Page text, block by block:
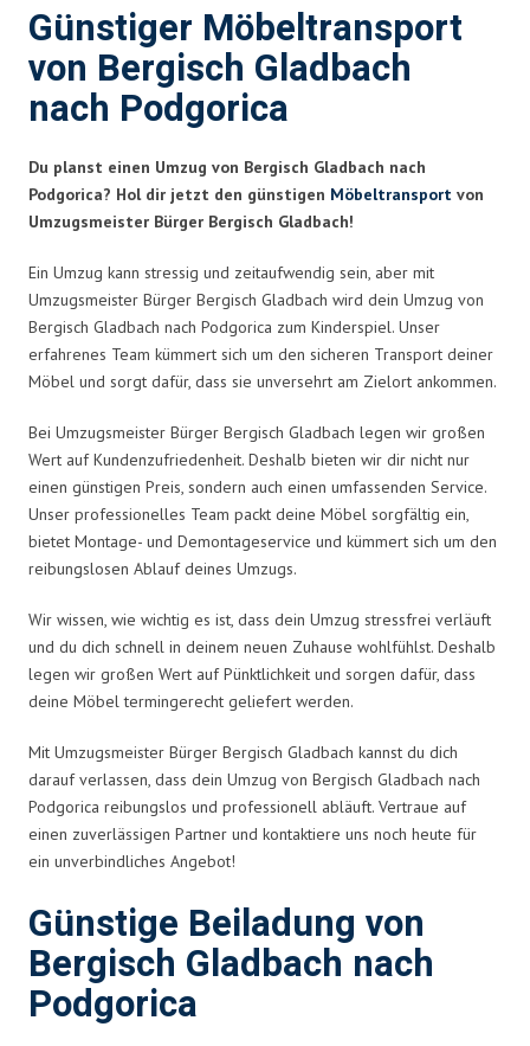
Günstiger Möbeltransport
von Bergisch Gladbach
nach Podgorica
Du planst einen Umzug von Bergisch Gladbach nach
Podgorica? Hol dir jetzt den günstigen Möbeltransport von
Umzugsmeister Bürger Bergisch Gladbach!
Ein Umzug kann stressig und zeitaufwendig sein, aber mit
Umzugsmeister Bürger Bergisch Gladbach wird dein Umzug von
Bergisch Gladbach nach Podgorica zum Kinderspiel. Unser
erfahrenes Team kümmert sich um den sicheren Transport deiner
Möbel und sorgt dafür, dass sie unversehrt am Zielort ankommen.
Bei Umzugsmeister Bürger Bergisch Gladbach legen wir großen
Wert auf Kundenzufriedenheit. Deshalb bieten wir dir nicht nur
einen günstigen Preis, sondern auch einen umfassenden Service.
Unser professionelles Team packt deine Möbel sorgfältig ein,
bietet Montage- und Demontageservice und kümmert sich um den
reibungslosen Ablauf deines Umzugs.
Wir wissen, wie wichtig es ist, dass dein Umzug stressfrei verläuft
und du dich schnell in deinem neuen Zuhause wohlfühlst. Deshalb
legen wir großen Wert auf Pünktlichkeit und sorgen dafür, dass
deine Möbel termingerecht geliefert werden.
Mit Umzugsmeister Bürger Bergisch Gladbach kannst du dich
darauf verlassen, dass dein Umzug von Bergisch Gladbach nach
Podgorica reibungslos und professionell abläuft. Vertraue auf
einen zuverlässigen Partner und kontaktiere uns noch heute für
ein unverbindliches Angebot!
Günstige Beiladung von
Bergisch Gladbach nach
Podgorica